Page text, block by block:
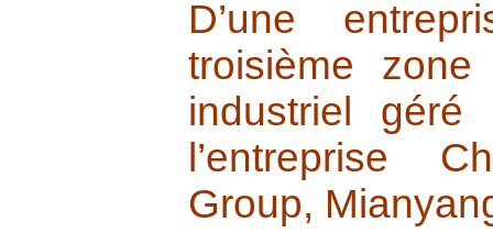
D’une
troisième
industriel
l’entreprise
Group,